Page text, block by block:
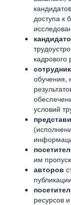
доступа к
кадрового
обучения,
условий
им
авторов
ресурсов